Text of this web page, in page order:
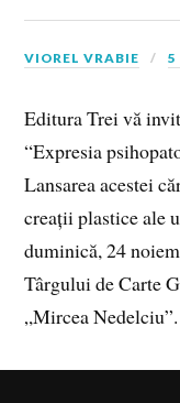
VIOREL VRABIE 5
Editura Trei vă
“Expresia
Lansarea acestei
creații plastice ale
duminică, 24
Târgului de Carte
„Mircea